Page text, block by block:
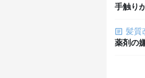
手触り
髪質
薬剤の